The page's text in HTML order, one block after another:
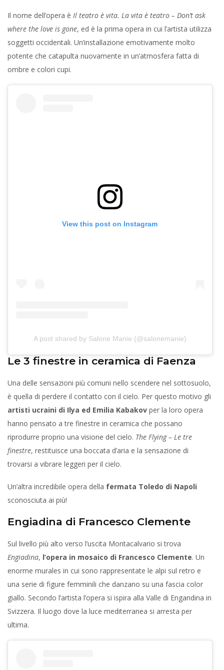
Il nome dell’opera è Il teatro è vita. La vita è teatro – Don’t ask
where the love is gone, ed è la prima opera in cui l’artista utilizza
soggetti occidentali. Un’installazione emotivamente molto
potente che catapulta nuovamente in un’atmosfera fatta di
ombre e colori cupi.
View this post on Instagram
A post shared by Salone Manie (@salonemanie)
Le 3 finestre in ceramica di Faenza
Una delle sensazioni più comuni nello scendere nel sottosuolo,
è quella di perdere il contatto con il cielo. Per questo motivo gli
artisti ucraini di Ilya ed Emilia Kabakov per la loro opera
hanno pensato a tre finestre in ceramica che possano
riprodurre proprio una visione del cielo. The Flying – Le tre
finestre, restituisce una boccata d’aria e la sensazione di
trovarsi a vibrare leggeri per il cielo.
Un’altra incredibile opera della fermata Toledo di Napoli
sconosciuta ai più!
Engiadina di Francesco Clemente
Sul livello più alto verso l’uscita Montacalvario si trova
Engiadina, l’opera in mosaico di Francesco Clemente. Un
enorme murales in cui sono rappresentate le alpi sul retro e
una serie di figure femminili che danzano su una fascia color
giallo. Secondo l’artista l’opera si ispira alla Valle di Engandina in
Svizzera. Il luogo dove la luce mediterranea si arresta per
ultima.